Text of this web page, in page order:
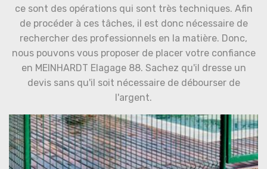
ce sont des opérations qui sont très techniques. Afin
de procéder à ces tâches, il est donc nécessaire de
rechercher des professionnels en la matière. Donc,
nous pouvons vous proposer de placer votre confiance
en MEINHARDT Elagage 88. Sachez qu'il dresse un
devis sans qu'il soit nécessaire de débourser de
l'argent.